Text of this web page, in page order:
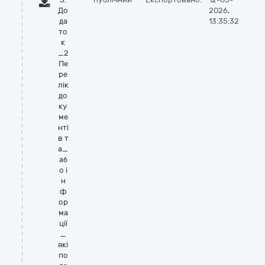
До
да
то
к
_2
Пе
ре
лік
до
ку
ме
нті
в т
а_
аб
о і
н
ф
ор
ма
ції
_
які
по
2026,
13:35:32